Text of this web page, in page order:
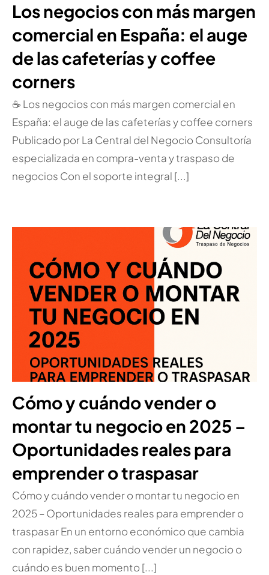
Los negocios con más margen
comercial en España: el auge
de las cafeterías y coffee
corners
☕ Los negocios con más margen comercial en
España: el auge de las cafeterías y coffee corners
Publicado por La Central del Negocio Consultoría
especializada en compra-venta y traspaso de
negocios Con el soporte integral [...]
Cómo y cuándo vender o
montar tu negocio en 2025 –
Oportunidades reales para
emprender o traspasar
Cómo y cuándo vender o montar tu negocio en
2025 – Oportunidades reales para emprender o
traspasar En un entorno económico que cambia
con rapidez, saber cuándo vender un negocio o
cuándo es buen momento [...]